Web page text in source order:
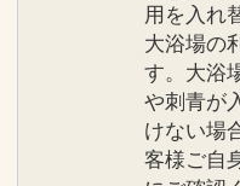
用を入れ
大浴場の
す。大浴
や刺青が
けない場
客様ご自